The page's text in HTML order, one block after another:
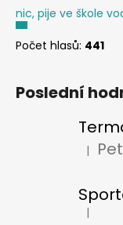
nic, pije ve škole
Počet hlasů: 441
Poslední
|
|